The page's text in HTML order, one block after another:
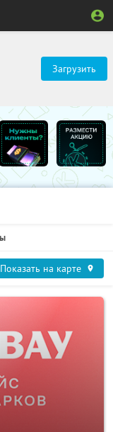
Загрузить
Показать на карте